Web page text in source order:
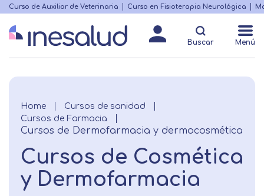
Skip
main
content
Menú
destacado
Curso de Auxiliar de Veterinaria Curso en Fisioterapia Neurológica
Buscar Menú
Breadcrumb
Home
Cursos de sanidad
Cursos de Farmacia
Cursos de Dermofarmacia y dermocosmética
Cursos de Cosmética
y Dermofarmacia
Matricularme